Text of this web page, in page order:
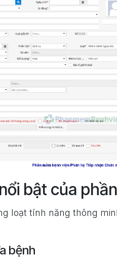
bật của
loạt tính năng thông
bệnh